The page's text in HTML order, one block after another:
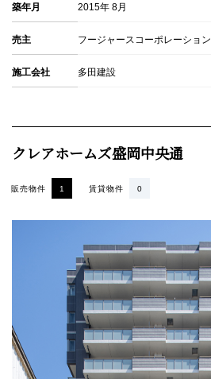
築年月 2015年 8月
売主 フージャースコーポレーション
施工会社 多田建設
クレアホームズ盛岡中央通
賃貸物件 0
販売物件 1